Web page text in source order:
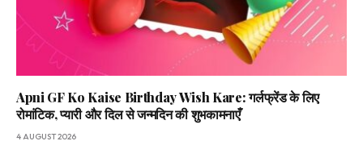
Apni GF Ko Kaise Birthday Wish Kare: गर्लफ्रेंड के लिए
रोमांटिक, प्यारी और दिल से जन्मदिन की शुभकामनाएँ
4 AUGUST 2026